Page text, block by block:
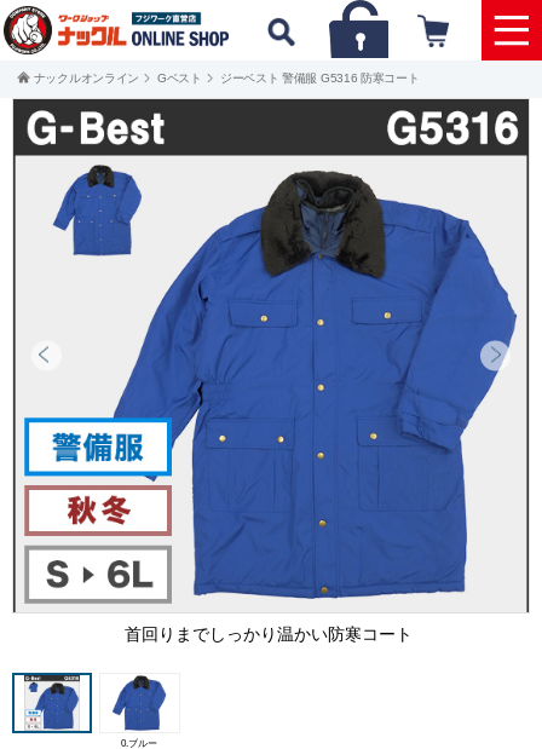
ナックルオンライン Gベスト ジーベスト 警備服 G5316 防寒コート
首回りまでしっかり温かい防寒コート
0.ブルー